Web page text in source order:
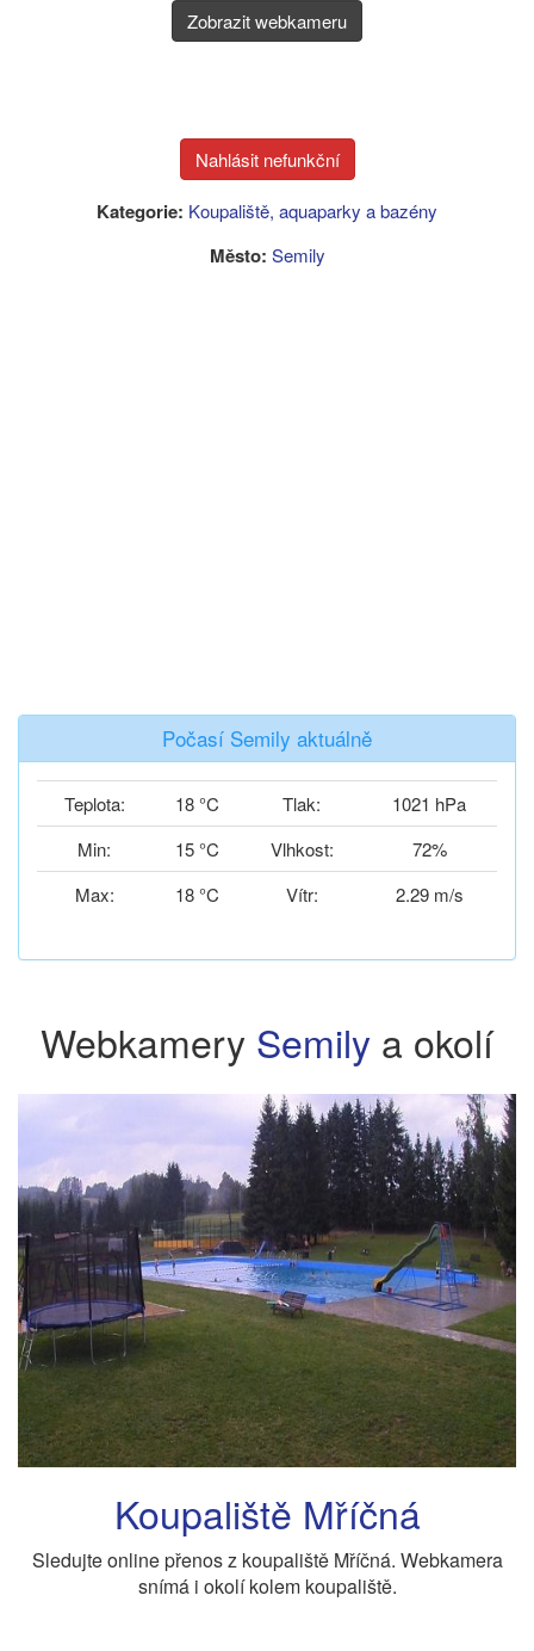
Zobrazit webkameru
Kategorie: Koupaliště, aquaparky a bazény
Město: Semily
Počasí Semily aktuálně
Teplota: 18 °C Tlak:
1021 hPa
Min:
15 °C Vlhkost:
72%
Max:
18 °C Vítr: 2.29 m/s
Webkamery Semily a okolí
Koupaliště Mříčná
Sledujte online přenos z koupaliště Mříčná. Webkamera
snímá i okolí kolem koupaliště.